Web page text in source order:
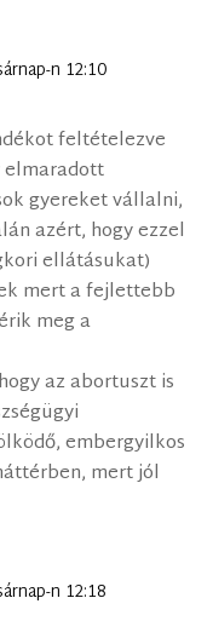
n 12:10
feltételezve
elmaradott
gyereket vállalni,
azért, hogy ezzel
ellátásukat)
mert a fejlettebb
meg a
az abortuszt is
embergyilkos
mert jól
n 12:18